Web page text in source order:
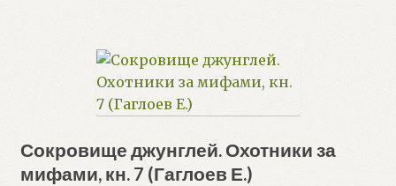
Сокровище джунглей. Охотники за
мифами, кн. 7 (Гаглоев Е.)